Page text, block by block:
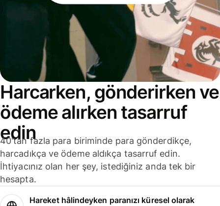
Harcarken, gönderirken ve
ödeme alırken tasarruf
edin
40'tan fazla para biriminde para gönderdikçe,
harcadıkça ve ödeme aldıkça tasarruf edin.
İhtiyacınız olan her şey, istediğiniz anda tek bir
hesapta.
Hareket hâlindeyken paranızı küresel olarak